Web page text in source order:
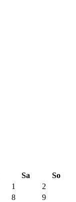
Sa
So
1
2
8
9